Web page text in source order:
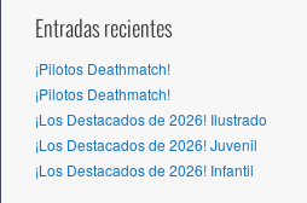
Entradas recientes
¡Pilotos Deathmatch!
¡Pilotos Deathmatch!
¡Los Destacados de 2026! Ilustrado
¡Los Destacados de 2026! Juvenil
¡Los Destacados de 2026! Infantil